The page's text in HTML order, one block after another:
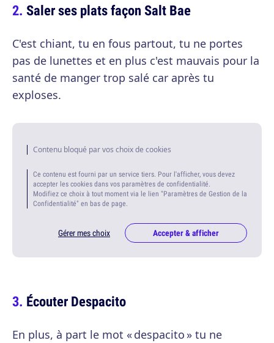
Saler ses plats façon Salt Bae
C'est chiant, tu en fous partout, tu ne portes
pas de lunettes et en plus c'est mauvais pour la
santé de manger trop salé car après tu
exploses.
Contenu bloqué par vos choix de cookies
Ce contenu est fourni par un service tiers. Pour l'afficher, vous devez
accepter les cookies dans vos paramètres de confidentialité.
Modifiez ce choix à tout moment via le lien "Paramètres de Gestion de la
Confidentialité" en bas de page.
Gérer mes choix Accepter & afficher
Écouter Despacito
En plus, à part le mot « despacito » tu ne